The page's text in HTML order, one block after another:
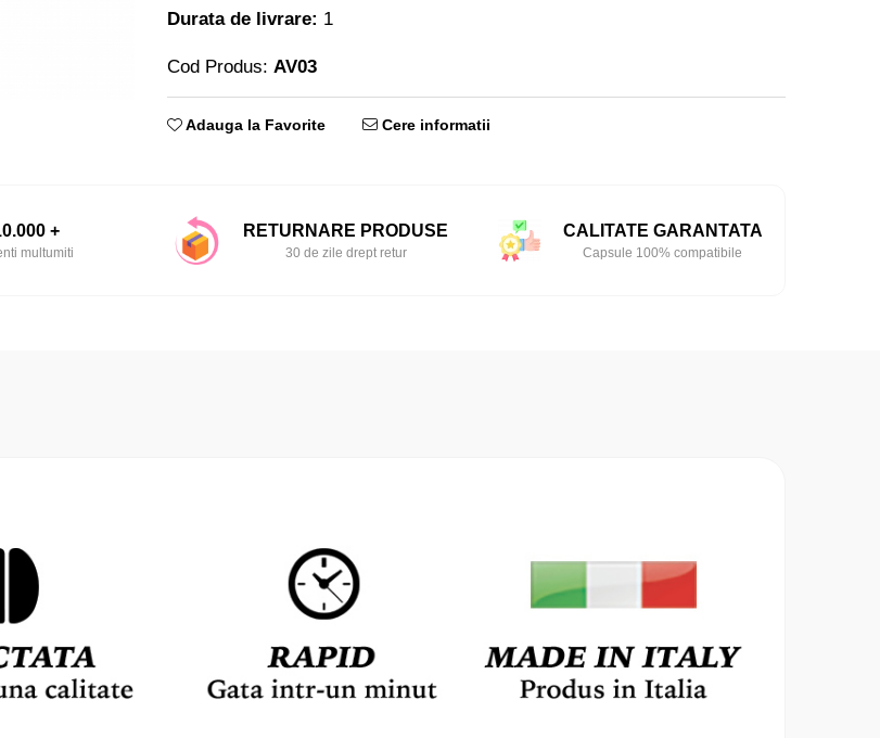
Durata de livrare: 1
Cod Produs: AV03
Adauga la Favorite Cere informatii
+
multumiti
RETURNARE PRODUSE
30 de zile drept retur
CALITATE GARANTATA
Capsule 100% compatibile